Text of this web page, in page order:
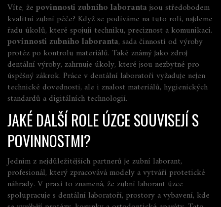
Víte, že povinnosti zubního laborantajsou středobodem
kvalitní zubní péče? Když se podíváme na tuto roli, najdeme
řadu úkolů, které spojují techniku, preciznost a komunikaci.
povinnosti zubního laboranta, sada činností od výroby
protéz po kontrolu materiálů. Také známý jako zdroj
dentální výroby, zahrnuje úkoly, které jsou nezbytné pro
úspěšný zákrok. Práce v dentální laboratoři vyžaduje nejen
technické dovednosti, ale i znalost materiálů, hygienických
standardů a digitálních technologií.
JAKÉ DALŠÍ ROLE ÚZCE SOUVISEJÍ S
POVINNOSTMI?
Jedním z nejdůležitějších partnerů je zubní laborant,
profesionál, který zpracovává modely a vytváří protetické
náhrady. V praxi to znamená, že zubní laborant úzce
spolupracuje s dentální laboratoří, prostory a vybavení, kde